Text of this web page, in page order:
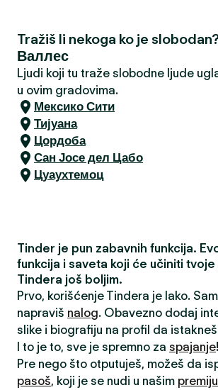
Tražiš li nekoga ko je
Валлес
Ljudi koji tu traže slobodne ljude
u ovim gradovima.
Мексико Сити
Тијуана
Цордоба
Сан Јосе дел Цабо
Цуаухтемоц
Tinder je pun zabavnih funkcija.
funkcija i saveta koji će učiniti
Tindera još boljim.
Prvo, korišćenje Tindera je lako.
napraviš nalog. Obavezno dodaj
slike i biografiju na profil da
I to je to, sve je spremno za spajanje!
Pre nego što otputuješ, možeš da
pasoš, koji je se nudi u našim